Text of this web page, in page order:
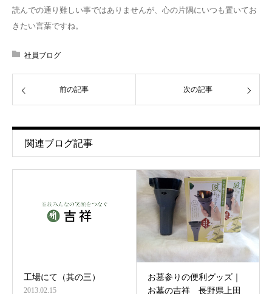
読んでの通り難しい事ではありませんが、心の片隅にいつも置いてお
きたい言葉ですね。
社員ブログ
前の記事 次の記事
関連ブログ記事
工場にて（其の三）
2013.02.15
お墓参りの便利グッズ｜
お墓の吉祥 長野県上田